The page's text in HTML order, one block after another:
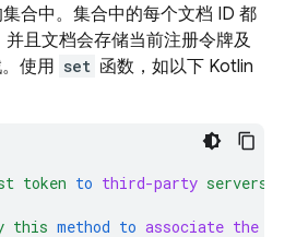
集合中。集合中的每个文档 ID 都
且文档会存储当前注册令牌及
使用 set 函数，如以下 Kotlin
token to third-party servers.
this method to associate the